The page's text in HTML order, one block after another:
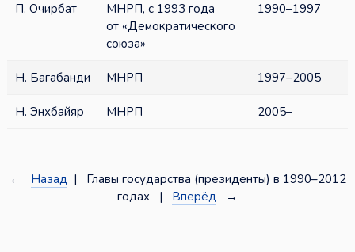
П. Очирбат
МНРП, с 1993 года
от «Демократического
союза»
1990–1997
Н. Багабанди МНРП 1997–2005
Н. Энхбайяр МНРП 2005–
← Назад | Главы государства (президенты) в 1990–2012
годах | Вперёд →